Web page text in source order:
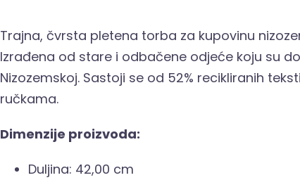
Trajna, čvrsta pletena torba za kupovinu
Izrađena od stare i odbačene odjeće koju su
Nizozemskoj. Sastoji se od 52% recikliranih
ručkama.
Dimenzije proizvoda:
Duljina: 42,00 cm